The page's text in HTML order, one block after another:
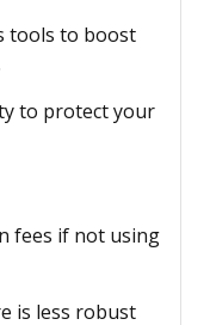
tools to boost
to protect your
fees if not using
is less robust